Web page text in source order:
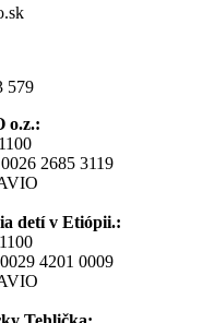
579
o.z.:
2685 3119
detí v Etiópii.:
4201 0009